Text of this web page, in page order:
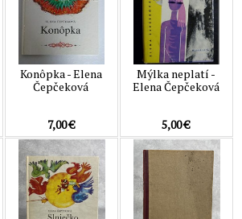
Konôpka - Elena
Čepčeková
7,00 €
Mýlka neplatí -
Elena Čepčeková
5,00 €